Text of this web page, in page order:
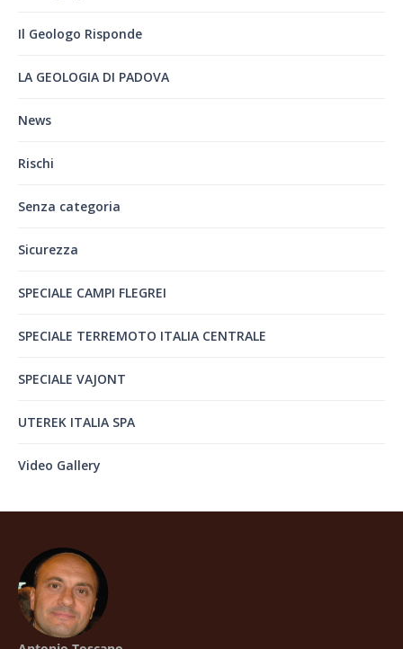
Il Geologo Risponde
LA GEOLOGIA DI PADOVA
News
Rischi
Senza categoria
Sicurezza
SPECIALE CAMPI FLEGREI
SPECIALE TERREMOTO ITALIA CENTRALE
SPECIALE VAJONT
UTEREK ITALIA SPA
Video Gallery